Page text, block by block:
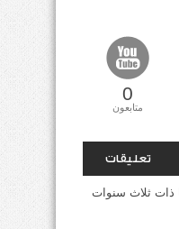
0
متابعون
تعليقات
ذات ثلاث سنوات